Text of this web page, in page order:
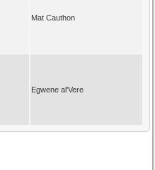
Mat Cauthon
Egwene al'Vere